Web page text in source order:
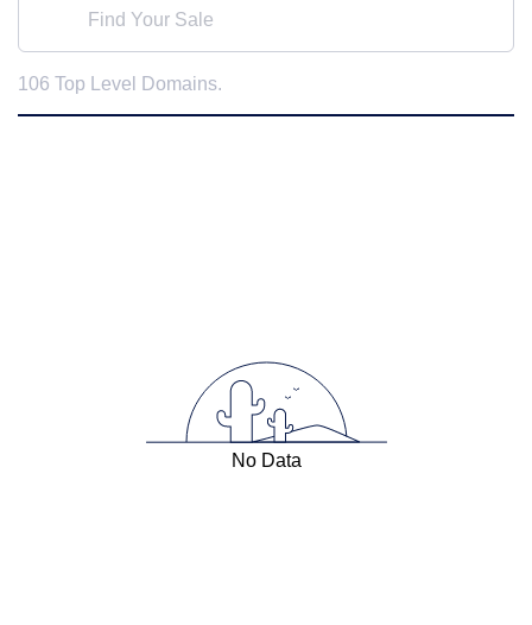
106 Top Level Domains.
No Data